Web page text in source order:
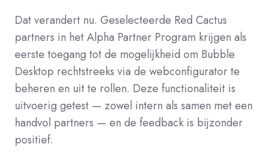
Dat verandert nu. Geselecteerde Red Cactus
partners in het Alpha Partner Program krijgen als
eerste toegang tot de mogelijkheid om Bubble
Desktop rechtstreeks via de webconfigurator te
beheren en uit te rollen. Deze functionaliteit is
uitvoerig getest — zowel intern als samen met een
handvol partners — en de feedback is bijzonder
positief.